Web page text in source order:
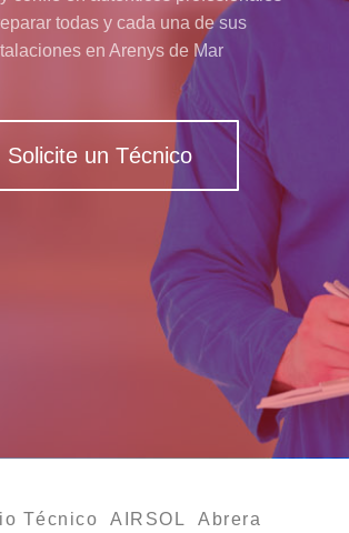
todas y cada una de sus
en Arenys de Mar
Solicite un Técnico
Técnico AIRSOL Abrera